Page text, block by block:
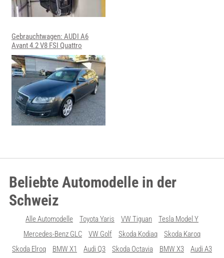
Gebrauchtwagen: AUDI A6
Avant 4.2 V8 FSI Quattro
Beliebte Automodelle in der
Schweiz
Alle Automodelle Toyota Yaris VW Tiguan
Tesla Model Y
Mercedes-Benz GLC
VW Golf Skoda Kodiaq
Skoda Karoq
Skoda Elroq
BMW X1 Audi Q3 Skoda Octavia BMW X3 Audi A3